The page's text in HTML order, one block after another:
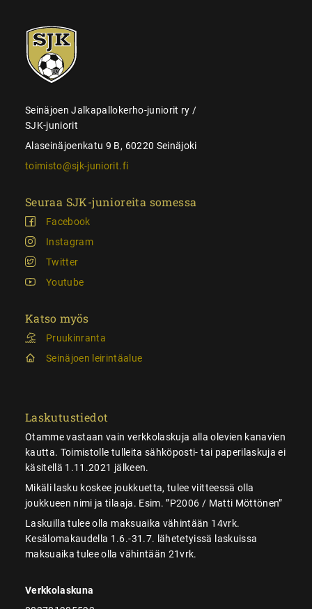
SJK-
juniorit
Seinäjoen Jalkapallokerho-juniorit ry /
SJK-juniorit
Alaseinäjoenkatu 9 B, 60220 Seinäjoki
toimisto@sjk-juniorit.fi
Seuraa SJK-junioreita somessa
Facebook
Instagram
Twitter
Youtube
Katso myös
Pruukinranta
Seinäjoen leirintäalue
Laskutustiedot
Otamme vastaan vain verkkolaskuja alla olevien kanavien
kautta. Toimistolle tulleita sähköposti- tai paperilaskuja ei
käsitellä 1.11.2021 jälkeen.
Mikäli lasku koskee joukkuetta, tulee viitteessä olla
joukkueen nimi ja tilaaja. Esim. ”P2006 / Matti Möttönen”
Laskuilla tulee olla maksuaika vähintään 14vrk.
Kesälomakaudella 1.6.-31.7. lähetetyissä laskuissa
maksuaika tulee olla vähintään 21vrk.
Verkkolaskuna